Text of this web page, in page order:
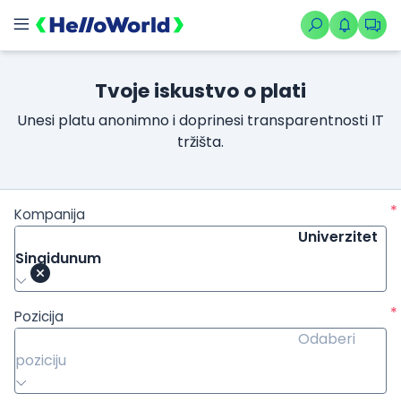
Tvoje iskustvo o plati
Unesi platu anonimno i doprinesi transparentnosti IT
tržišta.
Kompanija
*
Univerzitet
Singidunum
Pozicija
*
Odaberi
poziciju